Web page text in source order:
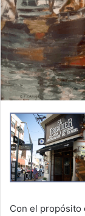
Con el propósito